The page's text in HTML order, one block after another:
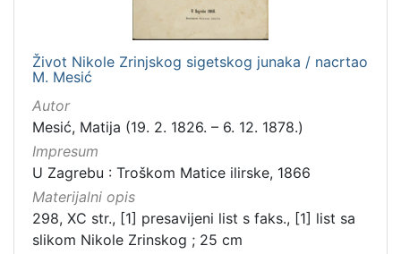
Život Nikole Zrinjskog sigetskog junaka / nacrtao
M. Mesić
Autor
Mesić, Matija (19. 2. 1826. – 6. 12. 1878.)
Impresum
U Zagrebu : Troškom Matice ilirske, 1866
Materijalni opis
298, XC str., [1] presavijeni list s faks., [1] list sa
slikom Nikole Zrinskog ; 25 cm